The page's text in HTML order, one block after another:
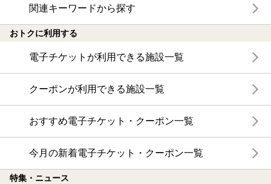
関連キーワードから探す
おトクに利用する
電子チケットが利用できる施設一覧
クーポンが利用できる施設一覧
おすすめ電子チケット・クーポン一覧
今月の新着電子チケット・クーポン一覧
特集・ニュース